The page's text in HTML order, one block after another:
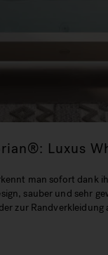
Luxus
man sofort dank
sauber und sehr
zur Randverkleidung